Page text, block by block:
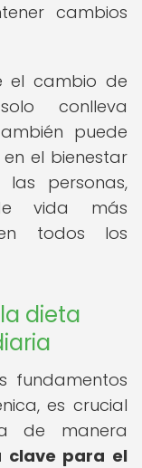
cambios
el cambio de
conlleva
puede
el bienestar
personas,
vida más
todos los
dieta
fundamentos
es crucial
de manera
clave para el